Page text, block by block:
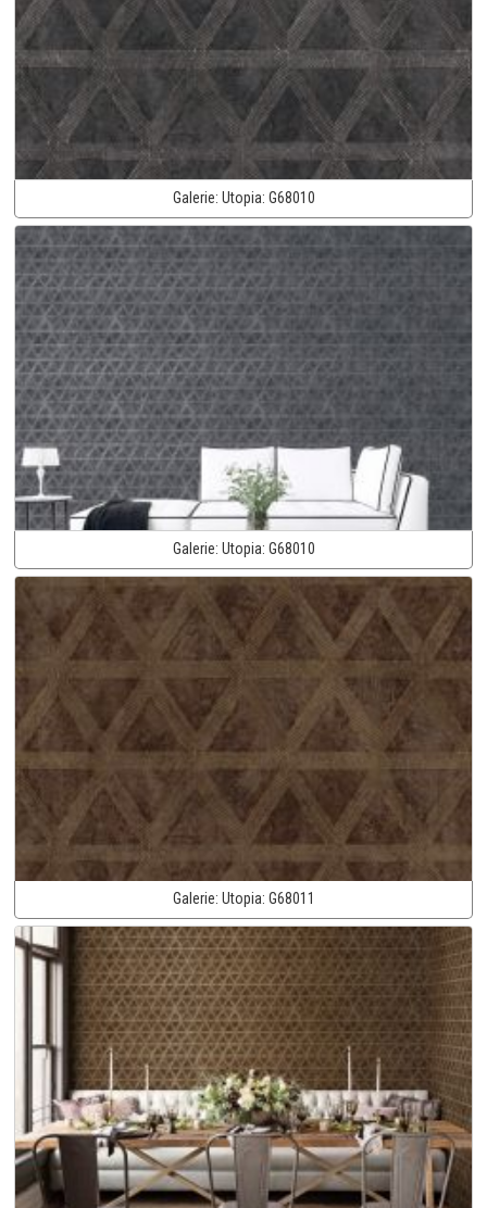
Galerie: Utopia: G68010
Galerie: Utopia: G68010
Galerie: Utopia: G68011